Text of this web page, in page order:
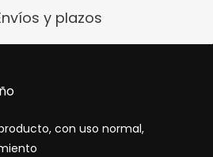
y plazos
con uso normal,